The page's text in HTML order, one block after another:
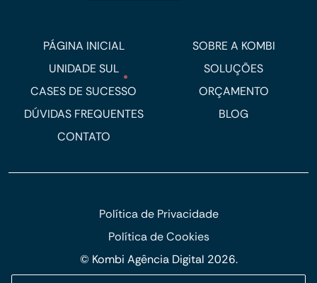
PÁGINA INICIAL
SOBRE A KOMBI
UNIDADE SUL
SOLUÇÕES
CASES DE SUCESSO
ORÇAMENTO
DÚVIDAS FREQUENTES
BLOG
CONTATO
Política de Privacidade
Política de Cookies
© Kombi Agência Digital 2026.